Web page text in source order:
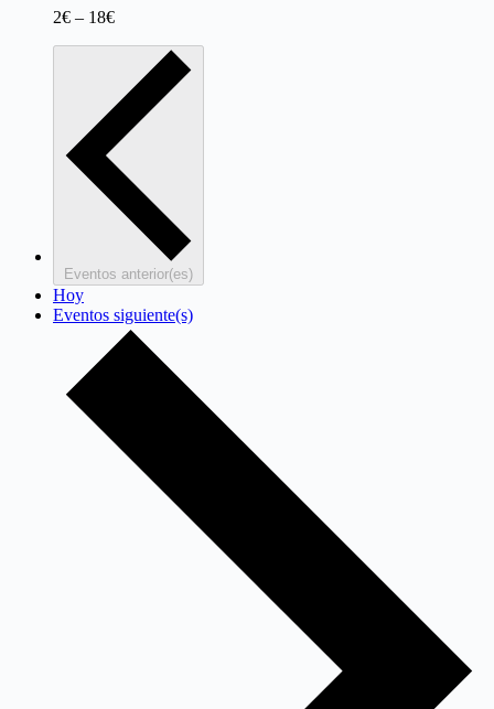
2€ – 18€
Eventos anterior(es)
Hoy
Eventos siguiente(s)